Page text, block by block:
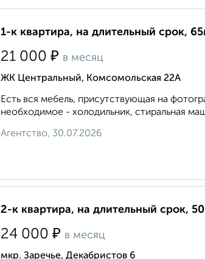
1-к квартира, на длительный срок,
21 000 ₽ в месяц
ЖК Центральный, Комсомольская 22А
Есть вся мебель, присутствующая на
необходимое - холодильник, стиральная
Агентство, 30.07.2026
2-к квартира, на длительный срок,
24 000 ₽ в месяц
мкр. Заречье, Декабристов 6